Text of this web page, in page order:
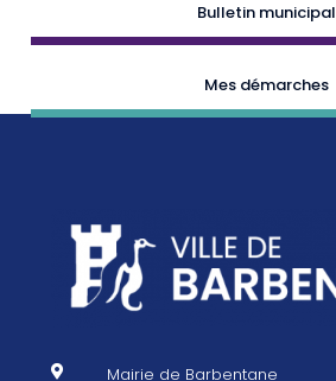
Bulletin municipal
Mes démarches

Mairie de Barbentane